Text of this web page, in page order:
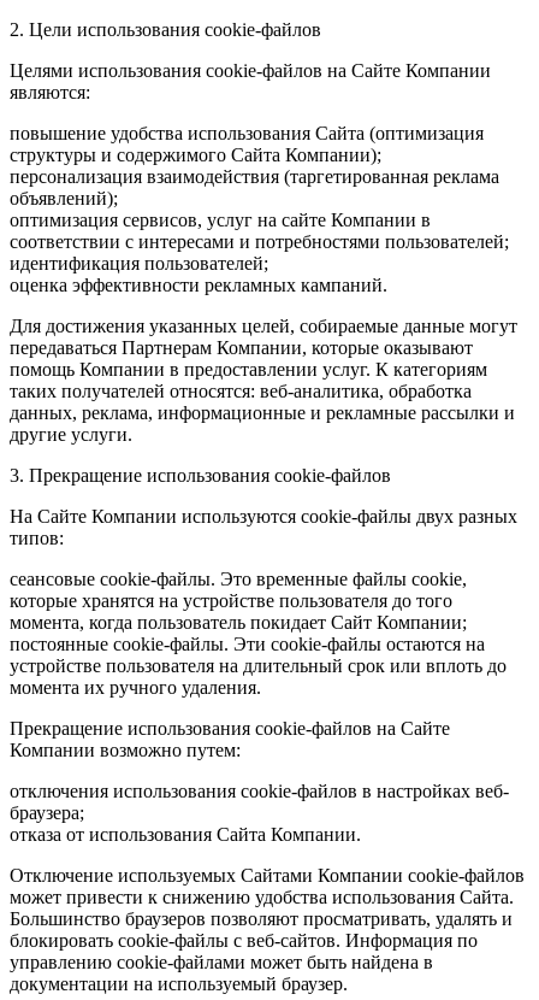
2. Цели использования cookie-файлов
Целями использования cookie-файлов на Сайте Компании
являются:
повышение удобства использования Сайта (оптимизация
структуры и содержимого Сайта Компании);
персонализация взаимодействия (таргетированная реклама
объявлений);
оптимизация сервисов, услуг на сайте Компании в
соответствии с интересами и потребностями пользователей;
идентификация пользователей;
оценка эффективности рекламных кампаний.
Для достижения указанных целей, собираемые данные могут
передаваться Партнерам Компании, которые оказывают
помощь Компании в предоставлении услуг. К категориям
таких получателей относятся: веб-аналитика, обработка
данных, реклама, информационные и рекламные рассылки и
другие услуги.
3. Прекращение использования cookie-файлов
На Сайте Компании используются cookie-файлы двух разных
типов:
сеансовые cookie-файлы. Это временные файлы cookie,
которые хранятся на устройстве пользователя до того
момента, когда пользователь покидает Сайт Компании;
постоянные cookie-файлы. Эти cookie-файлы остаются на
устройстве пользователя на длительный срок или вплоть до
момента их ручного удаления.
Прекращение использования cookie-файлов на Сайте
Компании возможно путем:
отключения использования cookie-файлов в настройках веб-
браузера;
отказа от использования Сайта Компании.
Отключение используемых Сайтами Компании cookie-файлов
может привести к снижению удобства использования Сайта.
Большинство браузеров позволяют просматривать, удалять и
блокировать cookie-файлы c веб-сайтов. Информация по
управлению cookie-файлами может быть найдена в
документации на используемый браузер.